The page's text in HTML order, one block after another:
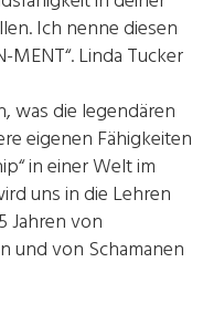
Ich nenne diesen
MENT“. Linda Tucker
was die legendären
eigenen Fähigkeiten
in einer Welt im
uns in die Lehren
Jahren von
und von Schamanen